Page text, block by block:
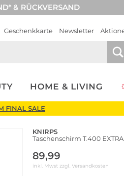
& RÜCKVERSAND
Geschenkkarte Newsletter
HOME & LIVING
FINAL SALE
KNIRPS
Taschenschirm T.400
89,99
inkl. Mwst zzgl. Versandkosten